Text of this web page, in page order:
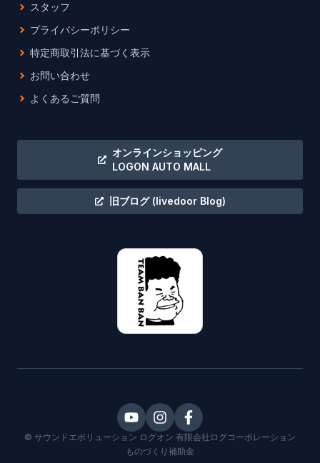
スタッフ
プライバシーポリシー
特定商取引法に基づく表示
お問い合わせ
よくあるご質問
オンラインショッピング
LOGON AUTO MALL
旧ブログ(livedoor Blog)
© サウンドエボリューション ログオン 有限会社ログコーポレーション
ものづくり補助金